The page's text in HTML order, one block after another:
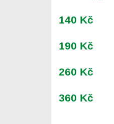
140 Kč
190 Kč
260 Kč
360 Kč